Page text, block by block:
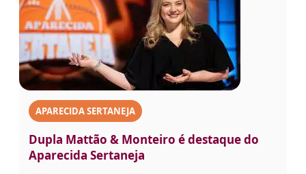
APARECIDA SERTANEJA
Dupla Mattão & Monteiro é destaque do
Aparecida Sertaneja